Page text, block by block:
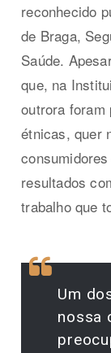
reconhecido
de Braga,
Saúde.
que, na
outrora foram
étnicas, quer
resultados
trabalho que
Um
nossa